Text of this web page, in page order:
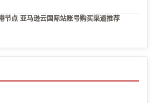
节点 亚马逊云国际站账号购买渠道推荐